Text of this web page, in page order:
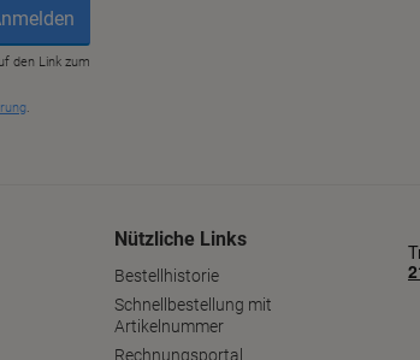
Nützliche Links
Bestellhistorie
Schnellbestellung mit
Artikelnummer
Rechnungsportal